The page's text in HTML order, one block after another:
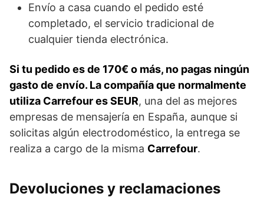
Envío a casa cuando el pedido esté
completado, el servicio tradicional de
cualquier tienda electrónica.
Si tu pedido es de 170€ o más, no pagas ningún
gasto de envío. La compañía que normalmente
utiliza Carrefour es SEUR, una del as mejores
empresas de mensajería en España, aunque si
solicitas algún electrodoméstico, la entrega se
realiza a cargo de la misma Carrefour.
Devoluciones y reclamaciones